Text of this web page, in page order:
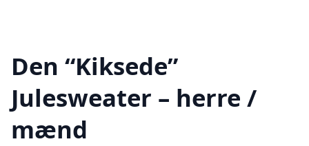
Den “Kiksede”
Julesweater – herre /
mænd